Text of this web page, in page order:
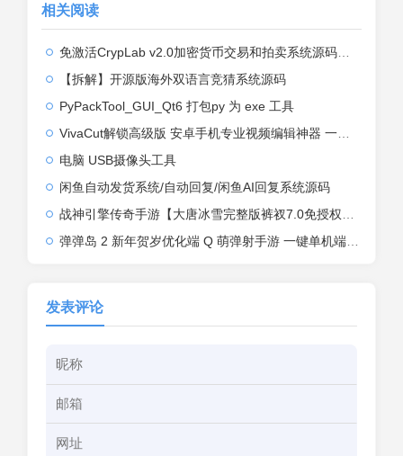
相关阅读
免激活CrypLab v2.0加密货币交易和拍卖系统源码，前台新增中文后台全部汉化
【拆解】开源版海外双语言竞猜系统源码
PyPackTool_GUI_Qt6 打包py 为 exe 工具
VivaCut解锁高级版 安卓手机专业视频编辑神器 一键式AI加持
电脑 USB摄像头工具
闲鱼自动发货系统/自动回复/闲鱼AI回复系统源码
战神引擎传奇手游【大唐冰雪完整版裤衩7.0免授权】2026整理特色服务端+寒冬之城+万象古城+天威大陆+大唐盛世【站长亲测】
弹弹岛 2 新年贺岁优化端 Q 萌弹射手游 一键单机端 + Linux 手工端 + GM 后台 + 安卓 iOS 双端带教程
发表评论